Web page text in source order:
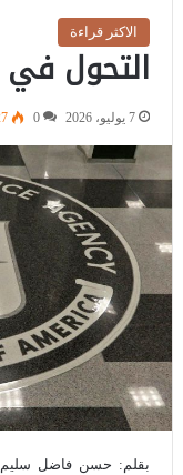
الاكثر قراءة
التحول في
7 يوليو، 2026 0
بقلم: حسن فاضل سليم